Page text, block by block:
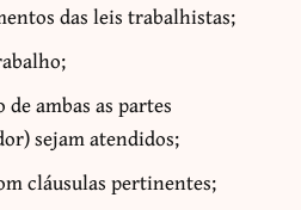
das leis trabalhistas;
ambas as partes
sejam atendidos;
cláusulas pertinentes;